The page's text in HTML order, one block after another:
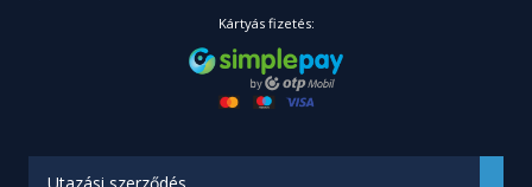
Kártyás fizetés:
Utazási szerződés